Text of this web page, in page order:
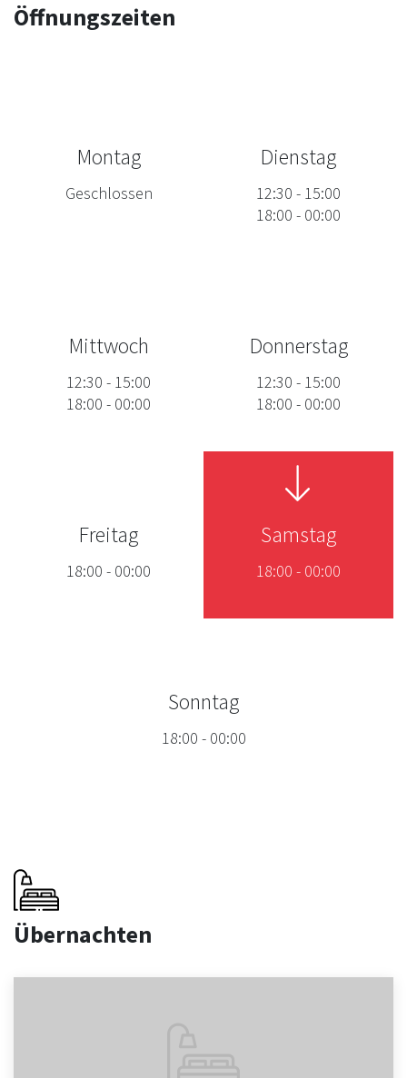
Öffnungszeiten
Montag
Geschlossen
Dienstag
12:30 - 15:00
18:00 - 00:00
Mittwoch
12:30 - 15:00
18:00 - 00:00
Donnerstag
12:30 - 15:00
18:00 - 00:00
Freitag
18:00 - 00:00
Samstag
18:00 - 00:00
Sonntag
18:00 - 00:00
Übernachten